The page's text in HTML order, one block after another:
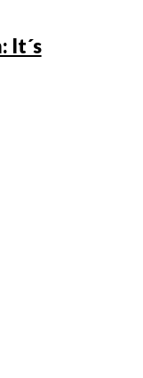
It´s